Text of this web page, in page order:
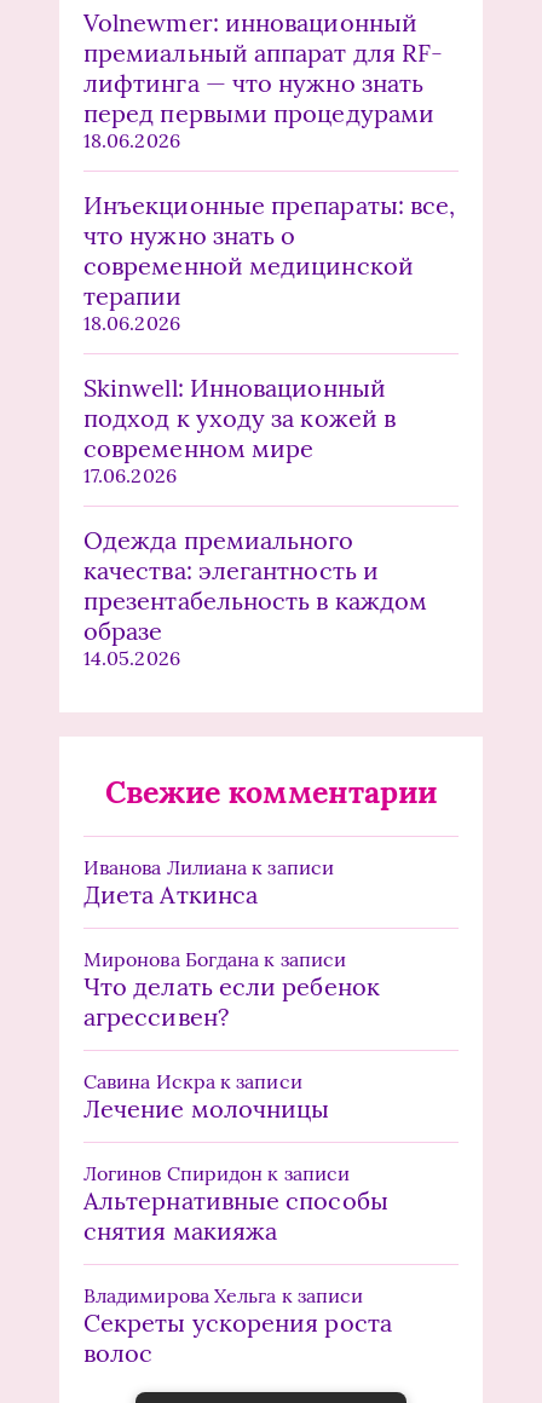
Volnewmer: инновационный
премиальный аппарат для RF-
лифтинга — что нужно знать
перед первыми процедурами
18.06.2026
Инъекционные препараты: все,
что нужно знать о
современной медицинской
терапии
18.06.2026
Skinwell: Инновационный
подход к уходу за кожей в
современном мире
17.06.2026
Одежда премиального
качества: элегантность и
презентабельность в каждом
образе
14.05.2026
Свежие комментарии
Иванова Лилиана к записи
Диета Аткинса
Миронова Богдана к записи
Что делать если ребенок
агрессивен?
Савина Искрак записи
Лечение молочницы
Логинов Спиридон к записи
Альтернативные способы
снятия макияжа
Владимирова Хельга к записи
Секреты ускорения роста
волос